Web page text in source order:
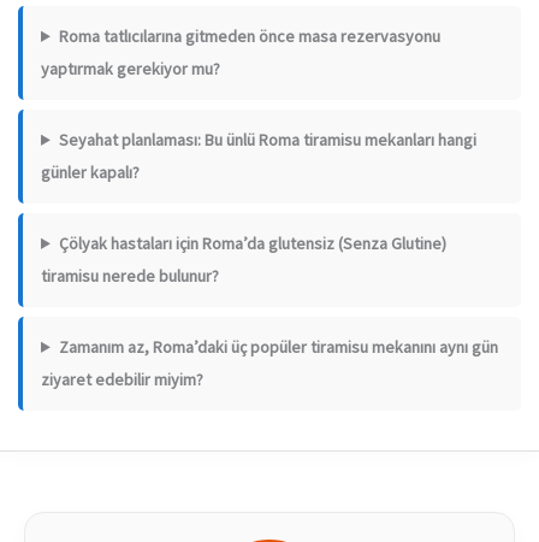
Roma tatlıcılarına gitmeden önce masa rezervasyonu
yaptırmak gerekiyor mu?
Seyahat planlaması: Bu ünlü Roma tiramisu mekanları hangi
günler kapalı?
Çölyak hastaları için Roma’da glutensiz (Senza Glutine)
tiramisu nerede bulunur?
Zamanım az, Roma’daki üç popüler tiramisu mekanını aynı gün
ziyaret edebilir miyim?